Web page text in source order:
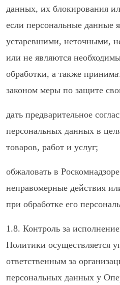
данных, их блокирования
если персональные данные
устаревшими, неточными,
или не являются
обработки, а также
законом меры по защите
дать предварительное
персональных данных в
товаров, работ и услуг;
обжаловать в
неправомерные действия
при обработке его
1.8. Контроль за
Политики осуществляется
ответственным за
персональных данных у